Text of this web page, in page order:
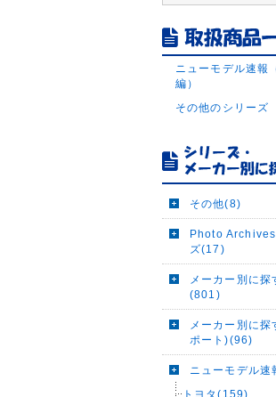
ニューモデル速報
編）
その他のシリーズ
その他(8)
Photo Archives
ズ(17)
メーカー別に探
(801)
メーカー別に探
ポート)(96)
ニューモデル
トヨタ(159)